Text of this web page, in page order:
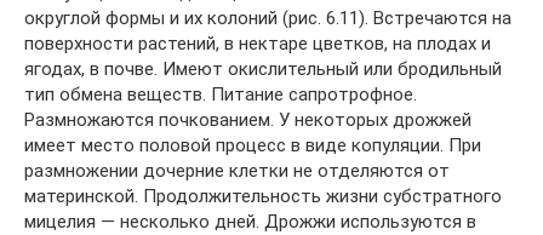
округлой формы и их колоний (рис. 6.11). Встречаются на
поверхности растений, в нектаре цветков, на плодах и
ягодах, в почве. Имеют окислительный или бродильный
тип обмена веществ. Питание сапротрофное.
Размножаются почкованием. У некоторых дрожжей
имеет место половой процесс в виде копуляции. При
размножении дочерние клетки не отделяются от
материнской. Продолжительность жизни субстратного
мицелия — несколько дней. Дрожжи используются в